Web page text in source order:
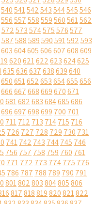
540541542543544545546
556557558559560561562
572573574575576577
587588589590591592593
603604605606607608609
620621622623624625
635636637638639640
650651652653654655656
666667668669670671
681682683684685686
696697698699 700 701
711712 713 714715 716
726 727 728 729 730 731
741742 743 744745 746
756 757 758 759 760 761
771772 773 774775 776
786 787 788 789 790 791
801802803804805806
817818819820821822